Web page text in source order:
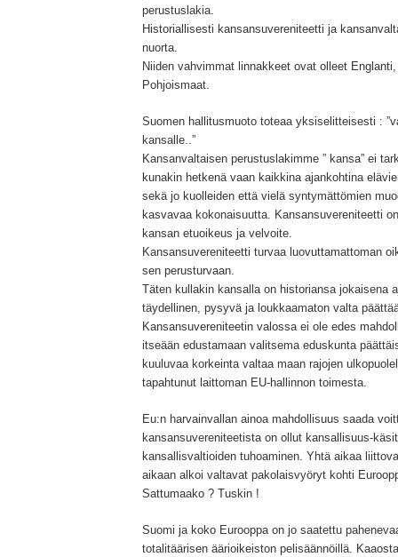
perustuslakia.
Historiallisesti kansansuvereniteetti ja
nuorta.
Niiden vahvimmat linnakkeet ovat olleet
Pohjoismaat.
Suomen hallitusmuoto toteaa yksiselitteisesti :
kansalle..”
Kansanvaltaisen perustuslakimme ” kansa” ei
kunakin hetkenä vaan kaikkina ajankohtina
sekä jo kuolleiden että vielä syntymättömien
kasvavaa kokonaisuutta. Kansansuvereniteetti
kansan etuoikeus ja velvoite.
Kansansuvereniteetti turvaa luovuttamattoman
sen perusturvaan.
Täten kullakin kansalla on historiansa jokaisena
täydellinen, pysyvä ja loukkaamaton valta
Kansansuvereniteetin valossa ei ole edes
itseään edustamaan valitsema eduskunta
kuuluvaa korkeinta valtaa maan rajojen
tapahtunut laittoman EU-hallinnon toimesta.
Eu:n harvainvallan ainoa mahdollisuus saada
kansansuvereniteetista on ollut kansallisuus-
kansallisvaltioiden tuhoaminen. Yhtä aikaa
aikaan alkoi valtavat pakolaisvyöryt kohti
Sattumaako ? Tuskin !
Suomi ja koko Eurooppa on jo saatettu
totalitäärisen äärioikeiston pelisäännöillä.